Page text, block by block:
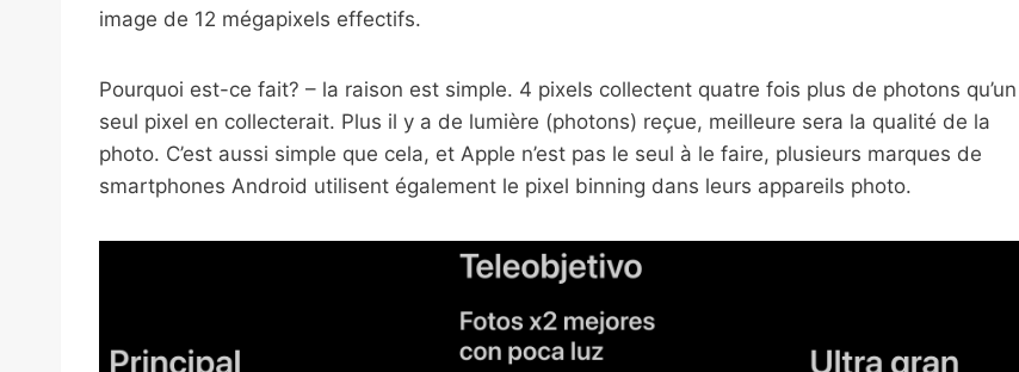
image de 12 mégapixels effectifs.
Pourquoi est-ce fait? – la raison est simple. 4 pixels collectent quatre fois plus de photons qu’un
seul pixel en collecterait. Plus il y a de lumière (photons) reçue, meilleure sera la qualité de la
photo. C’est aussi simple que cela, et Apple n’est pas le seul à le faire, plusieurs marques de
smartphones Android utilisent également le pixel binning dans leurs appareils photo.